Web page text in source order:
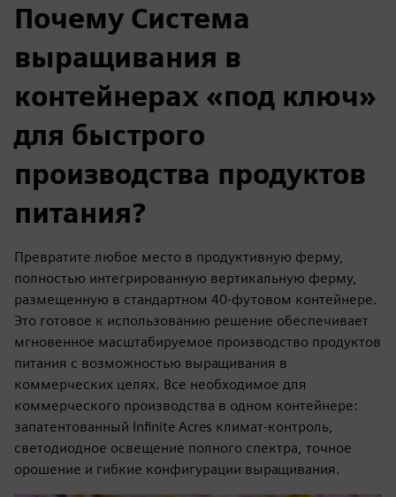
Почему Система
выращивания в
контейнерах «под ключ»
для быстрого
производства продуктов
питания?
Превратите любое место в продуктивную ферму,
полностью интегрированную вертикальную ферму,
размещенную в стандартном 40-футовом контейнере.
Это готовое к использованию решение обеспечивает
мгновенное масштабируемое производство продуктов
питания с возможностью выращивания в
коммерческих целях. Все необходимое для
коммерческого производства в одном контейнере:
запатентованный Infinite Acres климат-контроль,
светодиодное освещение полного спектра, точное
орошение и гибкие конфигурации выращивания.